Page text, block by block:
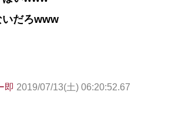
いだろwww
即 2019/07/13(土) 06:20:52.67